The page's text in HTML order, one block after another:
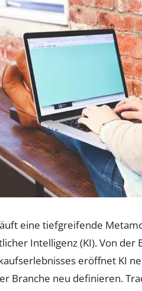
eine tiefgreifende
Intelligenz (KI). Von der
eröffnet KI
Branche neu definieren.